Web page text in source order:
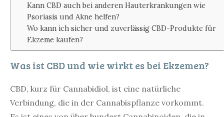
Kann CBD auch bei anderen Hauterkrankungen wie
Psoriasis und Akne helfen?
Wo kann ich sicher und zuverlässig CBD-Produkte für
Ekzeme kaufen?
Was ist CBD und wie wirkt es bei Ekzemen?
CBD, kurz für Cannabidiol, ist eine natürliche
Verbindung, die in der Cannabispflanze vorkommt.